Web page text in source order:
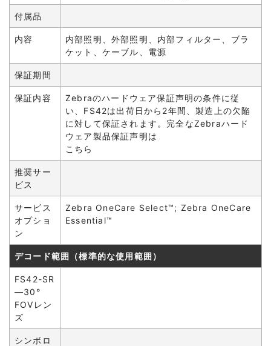
付属品
内容
内部照明、外部照明、内部フィルター、ブラ
ケット、ケーブル、電源
保証期間
保証内容
Zebraのハードウェア保証声明の条件に従
い、FS42は出荷日から2年間、製造上の欠陥
に対して保証されます。完全なZebraハード
ウェア製品保証声明は
こちら
推奨サー
ビス
サービス
オプショ
ン
Zebra OneCare Select™; Zebra OneCare
Essential™
デコード範囲（標準的な使用範囲）
FS42-SR
—30°
FOVレン
ズ
シンボロ